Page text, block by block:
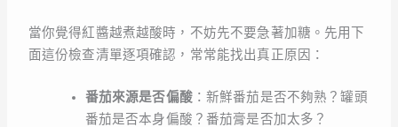
當你覺得紅醬越煮越酸時，不妨先不要急著加糖。先用下
面這份檢查清單逐項確認，常常能找出真正原因：
番茄來源是否偏酸：新鮮番茄是否不夠熟？罐頭
番茄是否本身偏酸？番茄膏是否加太多？